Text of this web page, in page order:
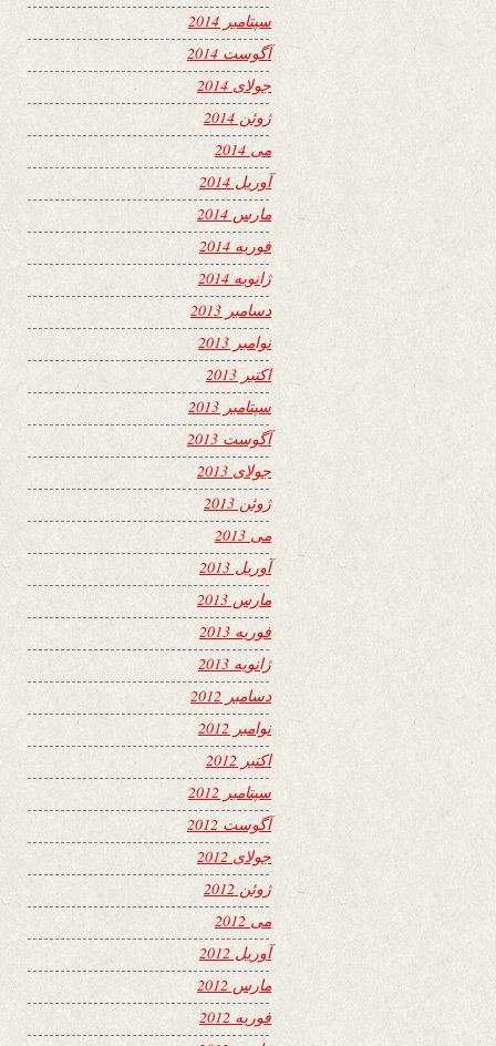
سپتامبر 2014
آگوست 2014
جولای 2014
ژوئن 2014
می 2014
آوریل 2014
مارس 2014
فوریه 2014
ژانویه 2014
دسامبر 2013
نوامبر 2013
اکتبر 2013
سپتامبر 2013
آگوست 2013
جولای 2013
ژوئن 2013
می 2013
آوریل 2013
مارس 2013
فوریه 2013
ژانویه 2013
دسامبر 2012
نوامبر 2012
اکتبر 2012
سپتامبر 2012
آگوست 2012
جولای 2012
ژوئن 2012
می 2012
آوریل 2012
مارس 2012
فوریه 2012